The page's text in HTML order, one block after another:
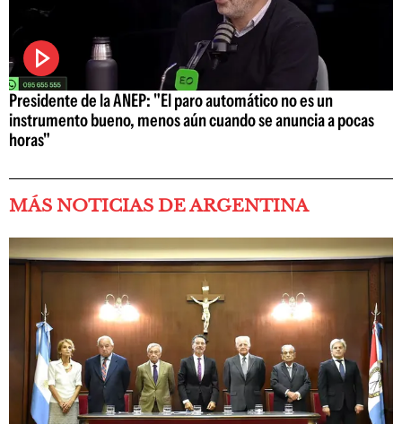
Presidente de la ANEP: "El paro automático no es un
instrumento bueno, menos aún cuando se anuncia a pocas
horas"
MÁS NOTICIAS DE ARGENTINA